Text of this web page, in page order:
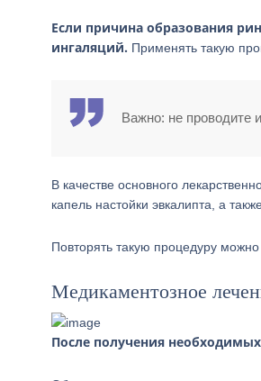
Если причина образования
ингаляций. Применять такую
Важно: не проводите
В качестве основного
капель настойки эвкалипта, а
Повторять такую процедуру
Медикаментозное
После получения